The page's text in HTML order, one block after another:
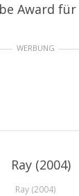
Award
WERBUNG
Ray (2004)